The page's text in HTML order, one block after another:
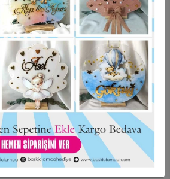
Güvenli Alışveriş İade ve Değişim